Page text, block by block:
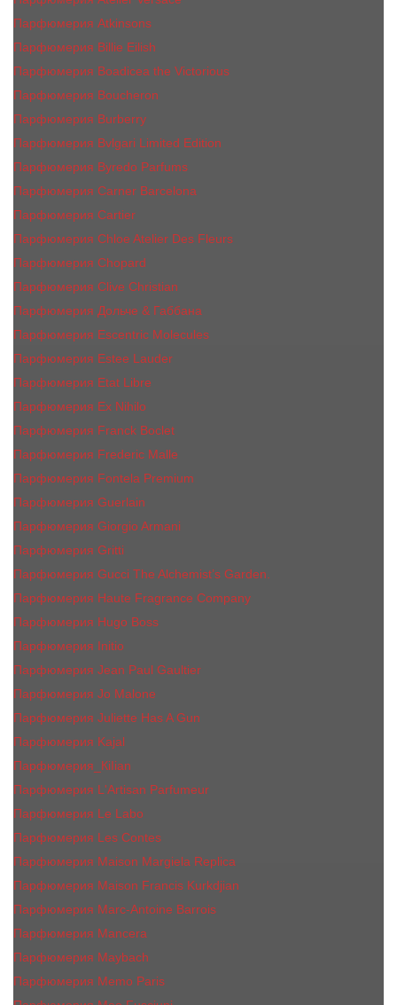
Парфюмерия Atkinsons
Парфюмерия Billie Eilish
Парфюмерия Boadicea the Victorious
Парфюмерия Boucheron
Парфюмерия Burberry
Парфюмерия Bvlgari Limited Edition
Парфюмерия Byredo Parfums
Парфюмерия Carner Barcelona
Парфюмерия Cartier
Парфюмерия Chloe Atelier Des Fleurs
Парфюмерия Сhopard
Парфюмерия Clive Christian
Парфюмерия Дольче & Габбана
Парфюмерия Escentric Molecules
Парфюмерия Estee Lаudеr
Парфюмерия Etat Libre
Парфюмерия Ex Nihilo
Парфюмерия Franck Boclet
Парфюмерия Frеderic Mаlle
Парфюмерия Fontela Premium
Парфюмерия Guerlain
Парфюмерия Giorgio Armani
Парфюмерия Gritti
Парфюмерия Gucci The Alchemist’s Garden.
Парфюмерия Haute Fragrance Company
Парфюмерия Hugo Boss
Парфюмерия Initio
Парфюмерия Jean Paul Gaultier
Парфюмерия Jо Malоnе
Парфюмерия Juliette Has A Gun
Парфюмерия Kajal
Парфюмерия_КiIiаn
Парфюмерия L'Artisan Parfumeur
Парфюмерия Le Labo
Парфюмерия Les Contes
Парфюмерия Maison Margiela Replica
Парфюмерия Maison Francis Kurkdjian
Парфюмерия Marc-Antoine Barrois
Парфюмерия Mancera
Парфюмерия Maybach
Парфюмерия Memo Paris